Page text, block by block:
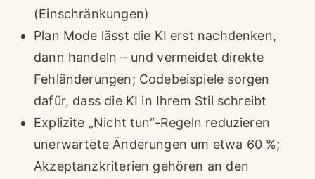
(Einschränkungen)
Plan Mode lässt die KI erst nachdenken,
dann handeln – und vermeidet direkte
Fehländerungen; Codebeispiele sorgen
dafür, dass die KI in Ihrem Stil schreibt
Explizite „Nicht tun“-Regeln reduzieren
unerwartete Änderungen um etwa 60 %;
Akzeptanzkriterien gehören an den